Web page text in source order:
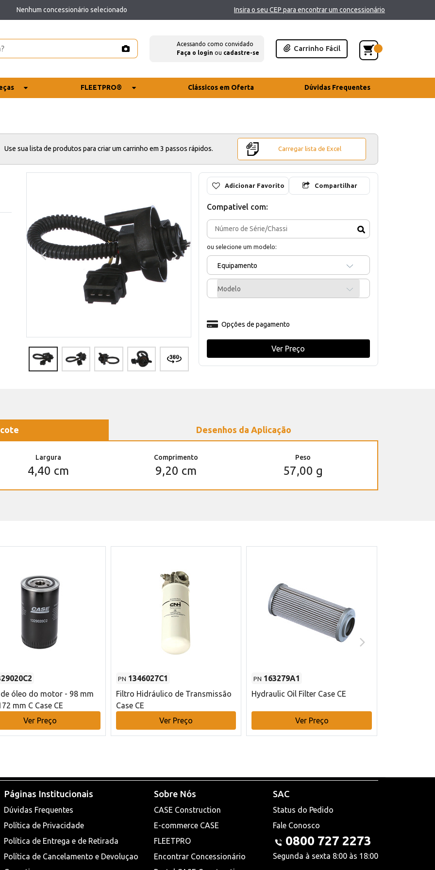
Nenhum concessionário selecionado Insira o seu CEP para encontrar um concessionário
Acessando como convidado
Faça o login ou cadastre-se
Carrinho Fácil
FLEETPRO® Clássicos em Oferta Dúvidas Frequentes
Use sua lista de produtos para criar um carrinho em 3 passos rápidos. Carregar lista de Excel
Adicionar Favorito Compartilhar
Compativel com:
ou selecione um modelo:
Equipamento
Modelo
Opções de pagamento
Ver Preço
Desenhos da Aplicação
Largura
4,40 cm
Comprimento
9,20 cm
Peso
57,00 g
óleo do motor - 98 mm
mm C Case CE
Ver Preço
PN 1346027C1
Filtro Hidráulico de Transmissão
Case CE
Ver Preço
PN 163279A1
Hydraulic Oil Filter Case CE
Ver Preço
Páginas Institucionais
Dúvidas Frequentes
Política de Privacidade
Política de Entrega e de Retirada
Política de Cancelamento e Devoluçao
Sobre Nós
CASE Construction
E-commerce CASE
FLEETPRO
Encontrar Concessionário
SAC
Status do Pedido
Fale Conosco
0800 727 2273
Segunda à sexta 8:00 às 18:00